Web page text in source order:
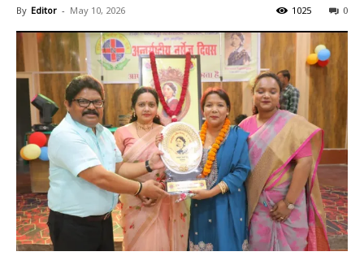
By Editor - May 10, 2026 0
1025